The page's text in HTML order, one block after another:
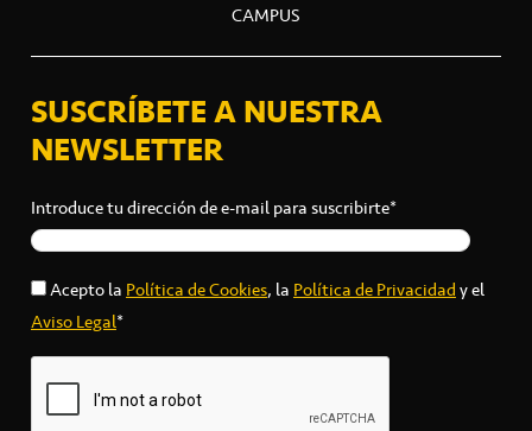
CAMPUS
SUSCRÍBETE A NUESTRA
NEWSLETTER
Introduce tu dirección de e-mail para suscribirte*
Acepto laPolítica de Cookies, laPolítica de Privacidady el
Aviso Legal*